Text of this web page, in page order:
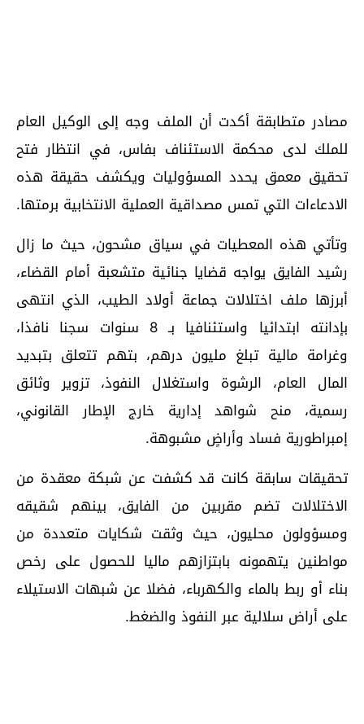
مصادر متطابقة أكدت أن الملف وجه إلى الوكيل العام
للملك لدى محكمة الاستئناف بفاس، في انتظار فتح
تحقيق معمق يحدد المسؤوليات ويكشف حقيقة هذه
الادعاءات التي تمس مصداقية العملية الانتخابية برمتها.
وتأتي هذه المعطيات في سياق مشحون، حيث ما زال
رشيد الفايق يواجه قضايا جنائية متشعبة أمام القضاء،
أبرزها ملف اختلالات جماعة أولاد الطيب، الذي انتهى
بإدانته ابتدائيا واستئنافيا بـ 8 سنوات سجنا نافذا،
وغرامة مالية تبلغ مليون درهم، بتهم تتعلق بتبديد
المال العام، الرشوة واستغلال النفوذ، تزوير وثائق
رسمية، منح شواهد إدارية خارج الإطار القانوني،
إمبراطورية فساد وأراضٍ مشبوهة.
تحقيقات سابقة كانت قد كشفت عن شبكة معقدة من
الاختلالات تضم مقربين من الفايق، بينهم شقيقه
ومسؤولون محليون، حيث وثقت شكايات متعددة من
مواطنين يتهمونه بابتزازهم ماليا للحصول على رخص
بناء أو ربط بالماء والكهرباء، فضلا عن شبهات الاستيلاء
على أراض سلالية عبر النفوذ والضغط.